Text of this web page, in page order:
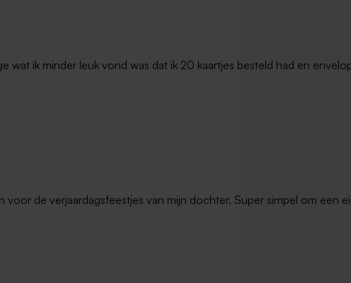
wat ik minder leuk vond was dat ik 20 kaartjes besteld had en
voor de verjaardagsfeestjes van mijn dochter. Super simpel om een